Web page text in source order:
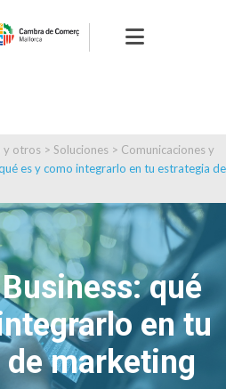
y otros > Soluciones > Comunicaciones y
es y como integrarlo en tu estrategia de
qué
en tu
marketing